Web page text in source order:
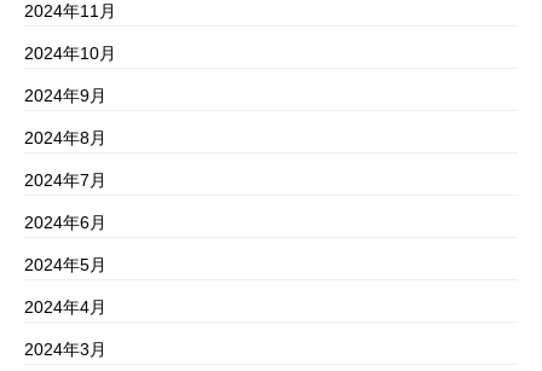
2024年11月
2024年10月
2024年9月
2024年8月
2024年7月
2024年6月
2024年5月
2024年4月
2024年3月